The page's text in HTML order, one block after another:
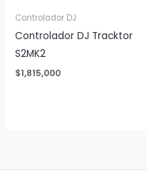
Controlador DJ
Controlador DJ Tracktor
S2MK2
$1,815,000